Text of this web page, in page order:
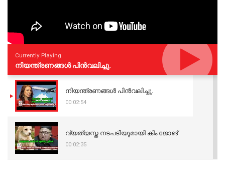
Currently Playing
നിയന്ത്രണങ്ങള്‍ പിന്‍വലിച്ചു.
നിയന്ത്രണങ്ങള്‍ പിന്‍വലിച്ചു.
00:02:54
വ്യത്യസ്ത നടപടിയുമായി കിം ജോങ്
00:02:35